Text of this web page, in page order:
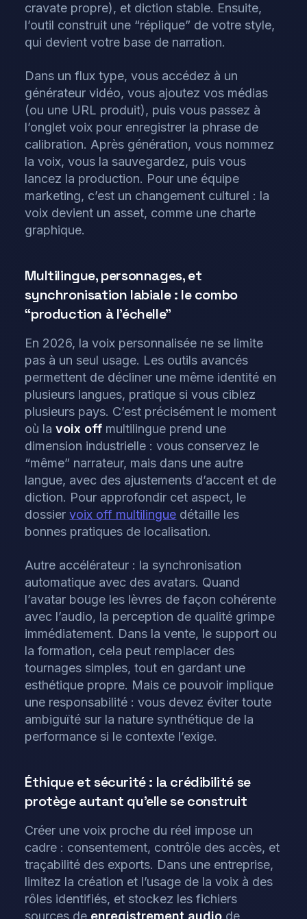
cravate propre), et diction stable. Ensuite,
l’outil construit une “réplique” de votre style,
qui devient votre base de narration.
Dans un flux type, vous accédez à un
générateur vidéo, vous ajoutez vos médias
(ou une URL produit), puis vous passez à
l’onglet voix pour enregistrer la phrase de
calibration. Après génération, vous nommez
la voix, vous la sauvegardez, puis vous
lancez la production. Pour une équipe
marketing, c’est un changement culturel : la
voix devient un asset, comme une charte
graphique.
Multilingue, personnages, et
synchronisation labiale : le combo
“production à l’échelle”
En 2026, la voix personnalisée ne se limite
pas à un seul usage. Les outils avancés
permettent de décliner une même identité en
plusieurs langues, pratique si vous ciblez
plusieurs pays. C’est précisément le moment
où lavoix off multilingue prend une
dimension industrielle : vous conservez le
“même” narrateur, mais dans une autre
langue, avec des ajustements d’accent et de
diction. Pour approfondir cet aspect, le
dossiervoix off multilingue détaille les
bonnes pratiques de localisation.
Autre accélérateur : la synchronisation
automatique avec des avatars. Quand
l’avatar bouge les lèvres de façon cohérente
avec l’audio, la perception de qualité grimpe
immédiatement. Dans la vente, le support ou
la formation, cela peut remplacer des
tournages simples, tout en gardant une
esthétique propre. Mais ce pouvoir implique
une responsabilité : vous devez éviter toute
ambiguïté sur la nature synthétique de la
performance si le contexte l’exige.
Éthique et sécurité : la crédibilité se
protège autant qu’elle se construit
Créer une voix proche du réel impose un
cadre : consentement, contrôle des accès, et
traçabilité des exports. Dans une entreprise,
limitez la création et l’usage de la voix à des
rôles identifiés, et stockez les fichiers
sources de enregistrement audio de